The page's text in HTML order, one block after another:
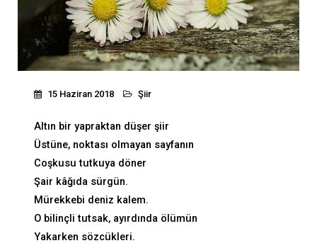
15 Haziran 2018 Şiir
Altın bir yapraktan düşer şiir
Üstüne, noktası olmayan sayfanın
Coşkusu tutkuya döner
Şair kâğıda sürgün.
Mürekkebi deniz kalem.
O bilinçli tutsak, ayırdında ölümün
Yakarken sözcükleri.